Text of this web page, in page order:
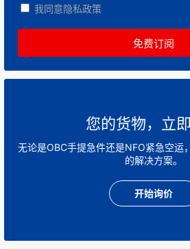
我同意隐私政策
您的货物，立
无论是OBC手提急件还是NFO紧急空运
的解决方案。
开始询价